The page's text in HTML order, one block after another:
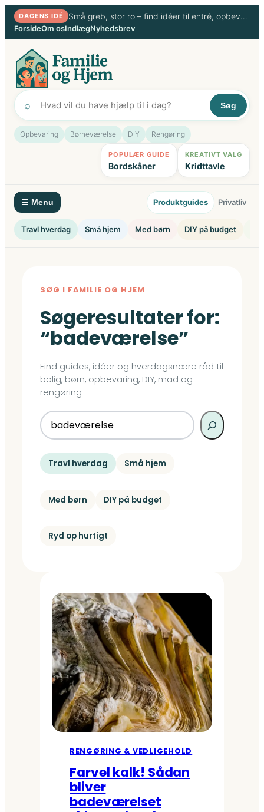
Spring
indhold
DAGENS IDÉ Små greb, stor ro – find idéer til entré, opbevaring og travle hverdage
ForsideOm osIndlægNyhedsbrev
⌕ Søg
Opbevaring Børneværelse DIY Rengøring
POPULÆR GUIDE
Bordskåner
KREATIVT VALG
Kridttavle
☰ Menu Produktguides Privatliv
Travl hverdag Små hjem Med børn DIY på budget
SØG I FAMILIE OG HJEM
Søgeresultater for:
“badeværelse”
Find guides, idéer og hverdagsnære råd til
bolig, børn, opbevaring, DIY, mad og
rengøring.
Søg
Travl hverdag Små hjem
Med børn DIY på budget
Ryd op hurtigt
RENGØRING & VEDLIGEHOLD
Farvel kalk! Sådan
bliver
badeværelset